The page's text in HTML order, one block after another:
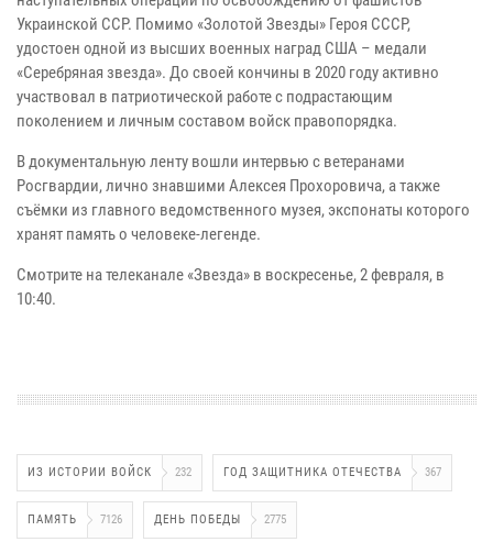
Украинской ССР. Помимо «Золотой Звезды» Героя СССР,
удостоен одной из высших военных наград США – медали
«Серебряная звезда». До своей кончины в 2020 году активно
участвовал в патриотической работе с подрастающим
поколением и личным составом войск правопорядка.
В документальную ленту вошли интервью с ветеранами
Росгвардии, лично знавшими Алексея Прохоровича, а также
съёмки из главного ведомственного музея, экспонаты которого
хранят память о человеке-легенде.
Смотрите на телеканале «Звезда» в воскресенье, 2 февраля, в
10:40.
ИЗ ИСТОРИИ ВОЙСК 232 ГОД ЗАЩИТНИКА ОТЕЧЕСТВА 367
ПАМЯТЬ 7126 ДЕНЬ ПОБЕДЫ 2775